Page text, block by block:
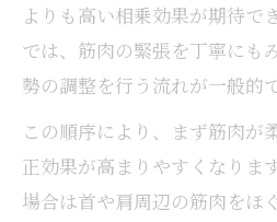
よりも高い相乗効果が期待で
では、筋肉の緊張を丁寧にも
勢の調整を行う流れが一般的で
この順序により、まず筋肉が
正効果が高まりやすくなりま
場合は首や肩周辺の筋肉をほ